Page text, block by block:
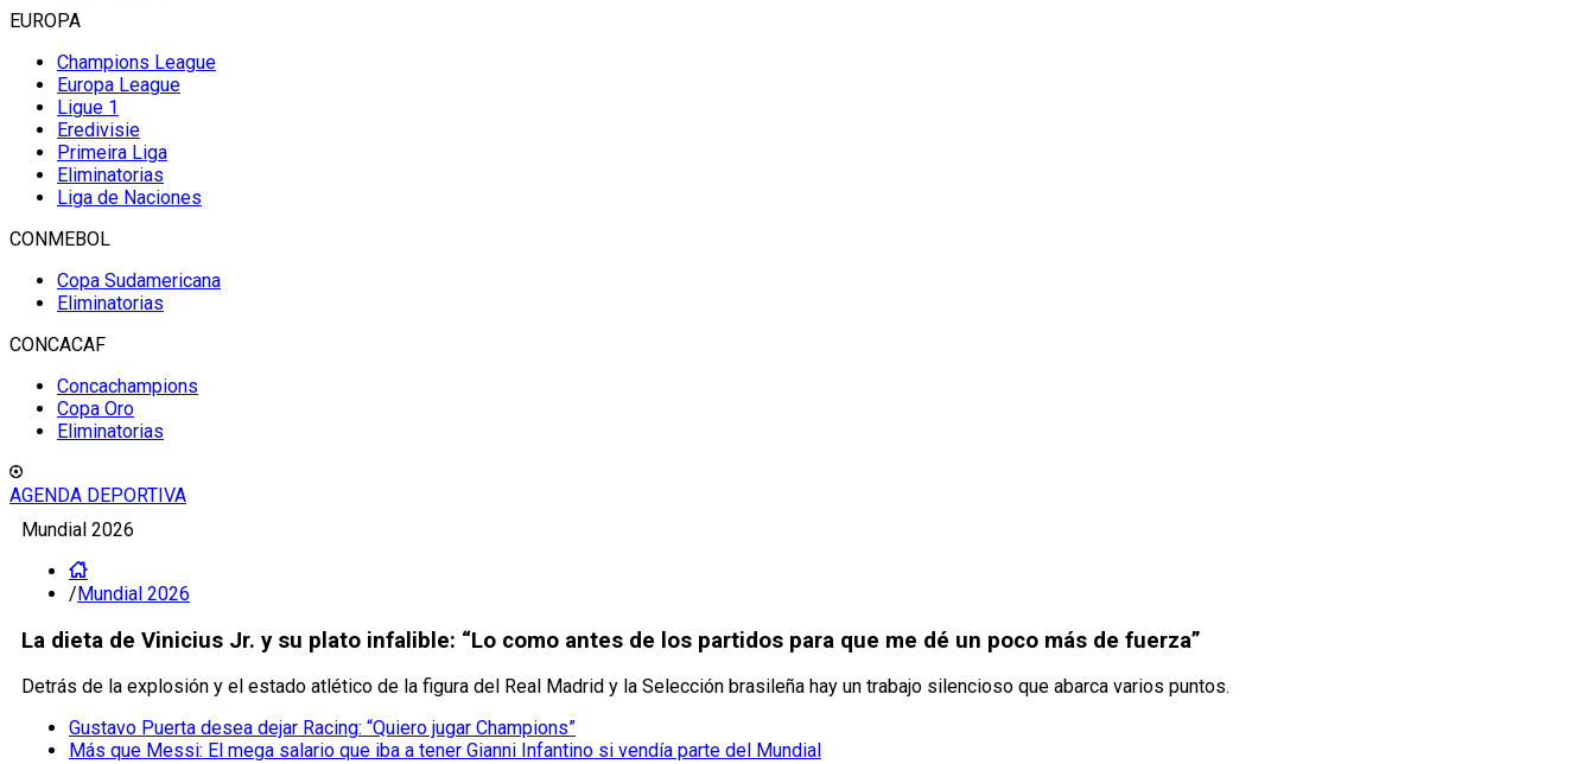
EUROPA
Champions League
Europa League
Ligue 1
Eredivisie
Primeira Liga
Eliminatorias
Liga de Naciones
CONMEBOL
Copa Sudamericana
Eliminatorias
CONCACAF
Concachampions
Copa Oro
Eliminatorias
AGENDA DEPORTIVA
Mundial 2026
/Mundial 2026
La dieta de Vinicius Jr. y su plato infalible: “Lo como antes de los partidos para que me dé un poco más de fuerza”
Detrás de la explosión y el estado atlético de la figura del Real Madrid y la Selección brasileña hay un trabajo silencioso que abarca varios puntos.
Gustavo Puerta desea dejar Racing: “Quiero jugar Champions”
Más que Messi: El mega salario que iba a tener Gianni Infantino si vendía parte del Mundial